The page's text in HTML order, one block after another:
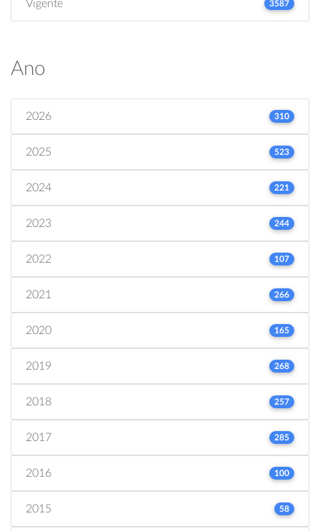
Vigente 3587
Ano
2026 310
2025 523
2024 221
2023 244
2022 107
2021 266
2020 165
2019 268
2018 257
2017 285
2016 100
2015 58